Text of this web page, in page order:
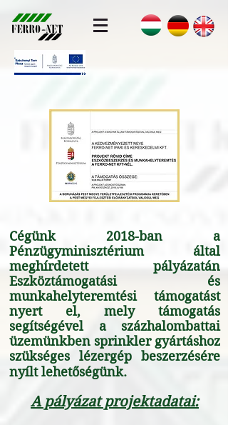
Cégünk 2018-ban a
Pénzügyminisztérium által
meghírdetett pályázatán
Eszköztámogatási és
munkahelyteremtési támogatást
nyert el, mely támogatás
segítségével a százhalombattai
üzemünkben sprinkler gyártáshoz
szükséges lézergép beszerzésére
nyílt lehetőségünk.
A pályázat projektadatai: